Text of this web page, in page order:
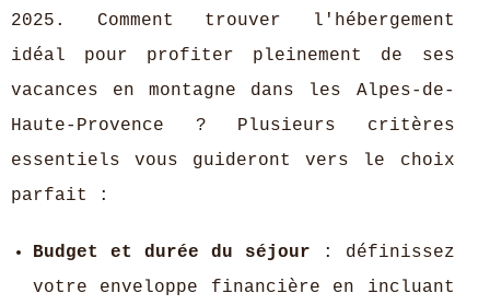
2025. Comment trouver l'hébergement
idéal pour profiter pleinement de ses
vacances en montagne dans les Alpes-de-
Haute-Provence ? Plusieurs critères
essentiels vous guideront vers le choix
parfait :
Budget et durée du séjour : définissez
votre enveloppe financière en incluant